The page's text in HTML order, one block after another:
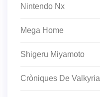
Nintendo Nx
Mega Home
Shigeru Miyamoto
Cròniques De Valkyria